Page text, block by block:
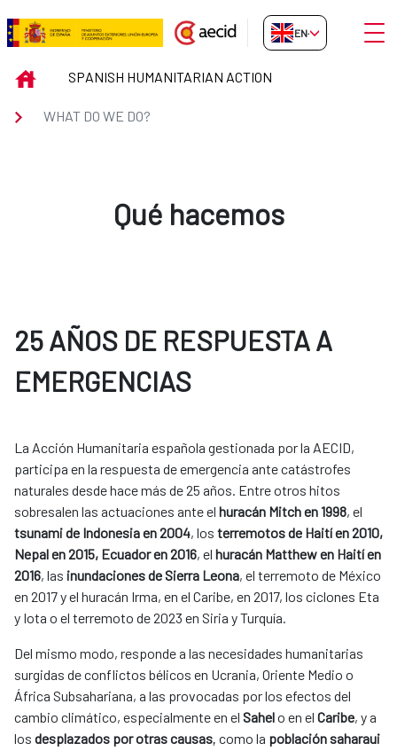
Skip to Main Content
WHAT DO WE DO?
EN-GB
INICIOSPANISH HUMANITARIAN ACTION
WHAT DO WE DO?
Qué hacemos
25 AÑOS DE RESPUESTA A
EMERGENCIAS
La Acción Humanitaria española gestionada por la AECID,
participa en la respuesta de emergencia ante catástrofes
naturales desde hace más de 25 años. Entre otros hitos
sobresalen las actuaciones ante el huracán Mitch en 1998, el
tsunami de Indonesia en 2004, los terremotos de Haití en 2010,
Nepal en 2015, Ecuador en 2016, el huracán Matthew en Haití en
2016, las inundaciones de Sierra Leona, el terremoto de México
en 2017 y el huracán Irma, en el Caribe, en 2017, los ciclones Eta
y Iota o el terremoto de 2023 en Siria y Turquía.
Del mismo modo, responde a las necesidades humanitarias
surgidas de conflictos bélicos en Ucrania, Oriente Medio o
África Subsahariana, a las provocadas por los efectos del
cambio climático, especialmente en el Sahelo en el Caribe, y a
los desplazados por otras causas, como la población saharaui